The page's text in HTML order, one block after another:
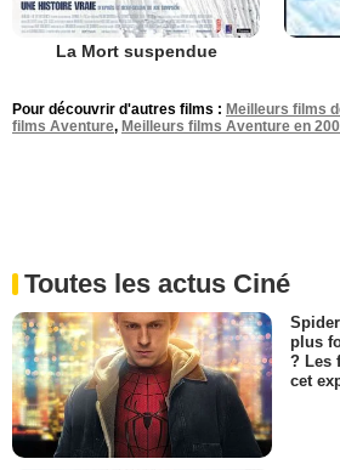
La Mort suspendue
Pour découvrir d'autres films : Meilleurs films
films Aventure, Meilleurs films Aventure en
Toutes les actus Ciné
plus
? Les
cet